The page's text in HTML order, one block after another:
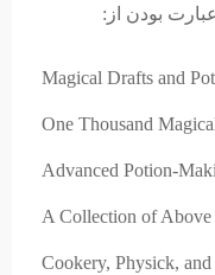
بودن از:
Magical Drafts and
One Thousand
Advanced Potion-
A Collection of Above
Cookery, Physick,